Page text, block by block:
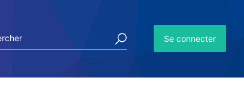
Se connecter